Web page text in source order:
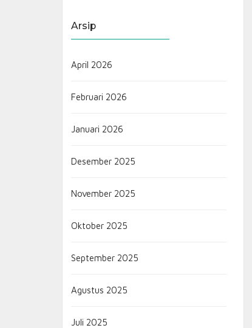
Arsip
April 2026
Februari 2026
Januari 2026
Desember 2025
November 2025
Oktober 2025
September 2025
Agustus 2025
Juli 2025